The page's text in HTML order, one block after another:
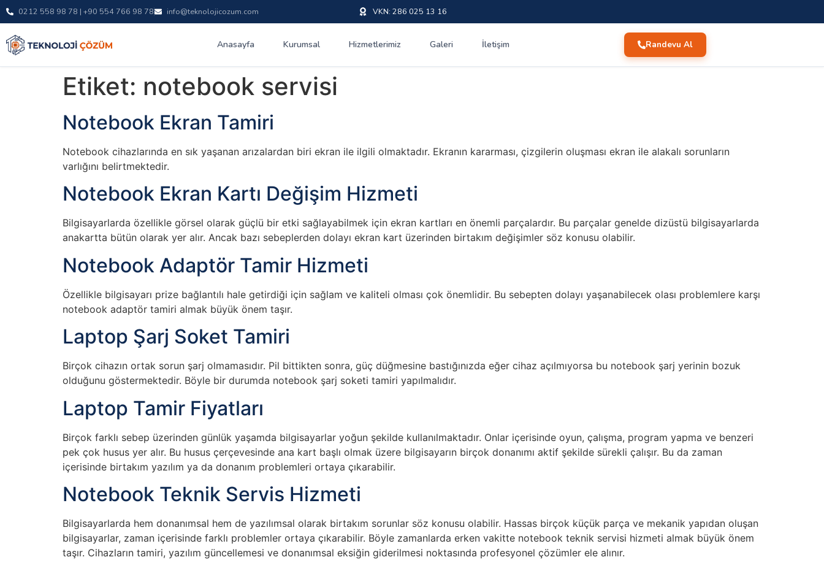
0212 558 98 78 | +90 554 766 98 78 info@teknolojicozum.com VKN: 286 025 13 16
Anasayfa Kurumsal Hizmetlerimiz Galeri İletişim Randevu Al
Etiket: notebook servisi
Notebook Ekran Tamiri
Notebook cihazlarında en sık yaşanan arızalardan biri ekran ile ilgili olmaktadır. Ekranın kararması, çizgilerin oluşması ekran ile alakalı sorunların
varlığını belirtmektedir.
Notebook Ekran Kartı Değişim Hizmeti
Bilgisayarlarda özellikle görsel olarak güçlü bir etki sağlayabilmek için ekran kartları en önemli parçalardır. Bu parçalar genelde dizüstü bilgisayarlarda
anakartta bütün olarak yer alır. Ancak bazı sebeplerden dolayı ekran kart üzerinden birtakım değişimler söz konusu olabilir.
Notebook Adaptör Tamir Hizmeti
Özellikle bilgisayarı prize bağlantılı hale getirdiği için sağlam ve kaliteli olması çok önemlidir. Bu sebepten dolayı yaşanabilecek olası problemlere karşı
notebook adaptör tamiri almak büyük önem taşır.
Laptop Şarj Soket Tamiri
Birçok cihazın ortak sorun şarj olmamasıdır. Pil bittikten sonra, güç düğmesine bastığınızda eğer cihaz açılmıyorsa bu notebook şarj yerinin bozuk
olduğunu göstermektedir. Böyle bir durumda notebook şarj soketi tamiri yapılmalıdır.
Laptop Tamir Fiyatları
Birçok farklı sebep üzerinden günlük yaşamda bilgisayarlar yoğun şekilde kullanılmaktadır. Onlar içerisinde oyun, çalışma, program yapma ve benzeri
pek çok husus yer alır. Bu husus çerçevesinde ana kart başlı olmak üzere bilgisayarın birçok donanımı aktif şekilde sürekli çalışır. Bu da zaman
içerisinde birtakım yazılım ya da donanım problemleri ortaya çıkarabilir.
Notebook Teknik Servis Hizmeti
Bilgisayarlarda hem donanımsal hem de yazılımsal olarak birtakım sorunlar söz konusu olabilir. Hassas birçok küçük parça ve mekanik yapıdan oluşan
bilgisayarlar, zaman içerisinde farklı problemler ortaya çıkarabilir. Böyle zamanlarda erken vakitte notebook teknik servisi hizmeti almak büyük önem
taşır. Cihazların tamiri, yazılım güncellemesi ve donanımsal eksiğin giderilmesi noktasında profesyonel çözümler ele alınır.